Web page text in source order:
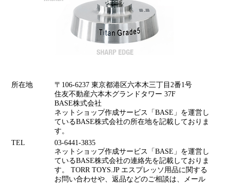
所在地
〒106-6237 東京都港区六本木三丁目2番1号
住友不動産六本木グランドタワー 37F
BASE株式会社
ネットショップ作成サービス「BASE」を運営し
ているBASE株式会社の所在地を記載しておりま
す。
TEL
03-6441-3835
ネットショップ作成サービス「BASE」を運営し
ているBASE株式会社の連絡先を記載しておりま
す。 TORR TOYS.JP エスプレッソ用品に関する
お問い合わせや、返品などのご相談は、メール